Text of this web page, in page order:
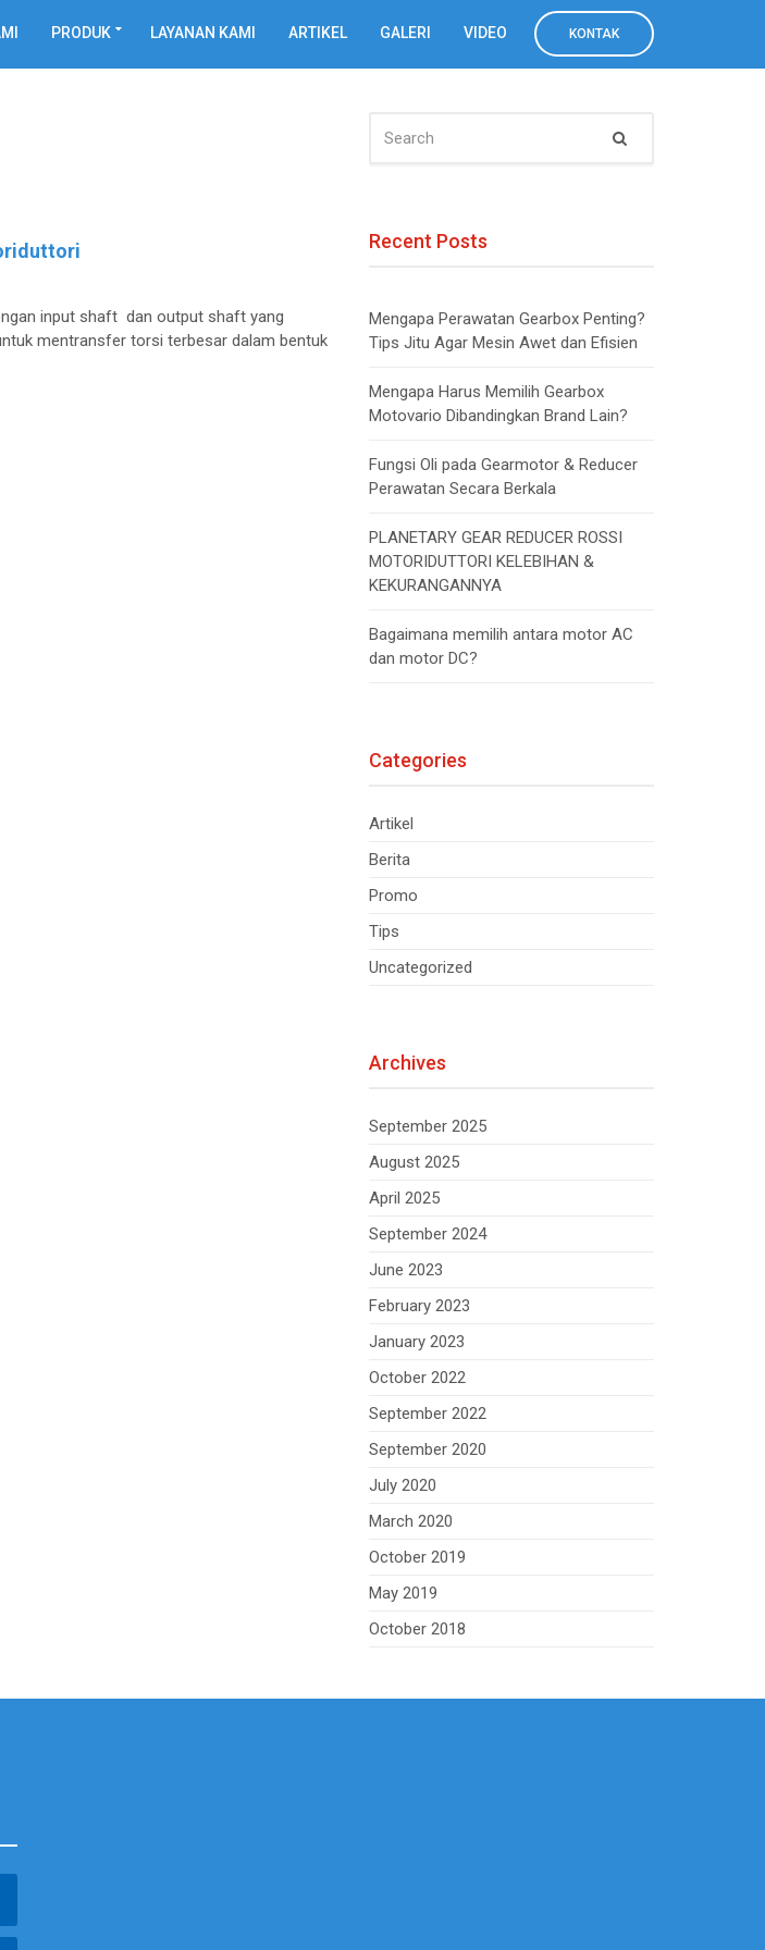
PRODUK LAYANAN KAMI ARTIKEL GALERI VIDEO KONTAK
input shaft dan output shaft yang
mentransfer torsi terbesar dalam bentuk
FOR:
Recent Posts
Mengapa Perawatan Gearbox Penting?
Tips Jitu Agar Mesin Awet dan Efisien
Mengapa Harus Memilih Gearbox
Motovario Dibandingkan Brand Lain?
Fungsi Oli pada Gearmotor & Reducer
Perawatan Secara Berkala
PLANETARY GEAR REDUCER ROSSI
MOTORIDUTTORI KELEBIHAN &
KEKURANGANNYA
Bagaimana memilih antara motor AC
dan motor DC?
Categories
Artikel
Berita
Promo
Tips
Uncategorized
Archives
September 2025
August 2025
April 2025
September 2024
June 2023
February 2023
January 2023
October 2022
September 2022
September 2020
July 2020
March 2020
October 2019
May 2019
October 2018